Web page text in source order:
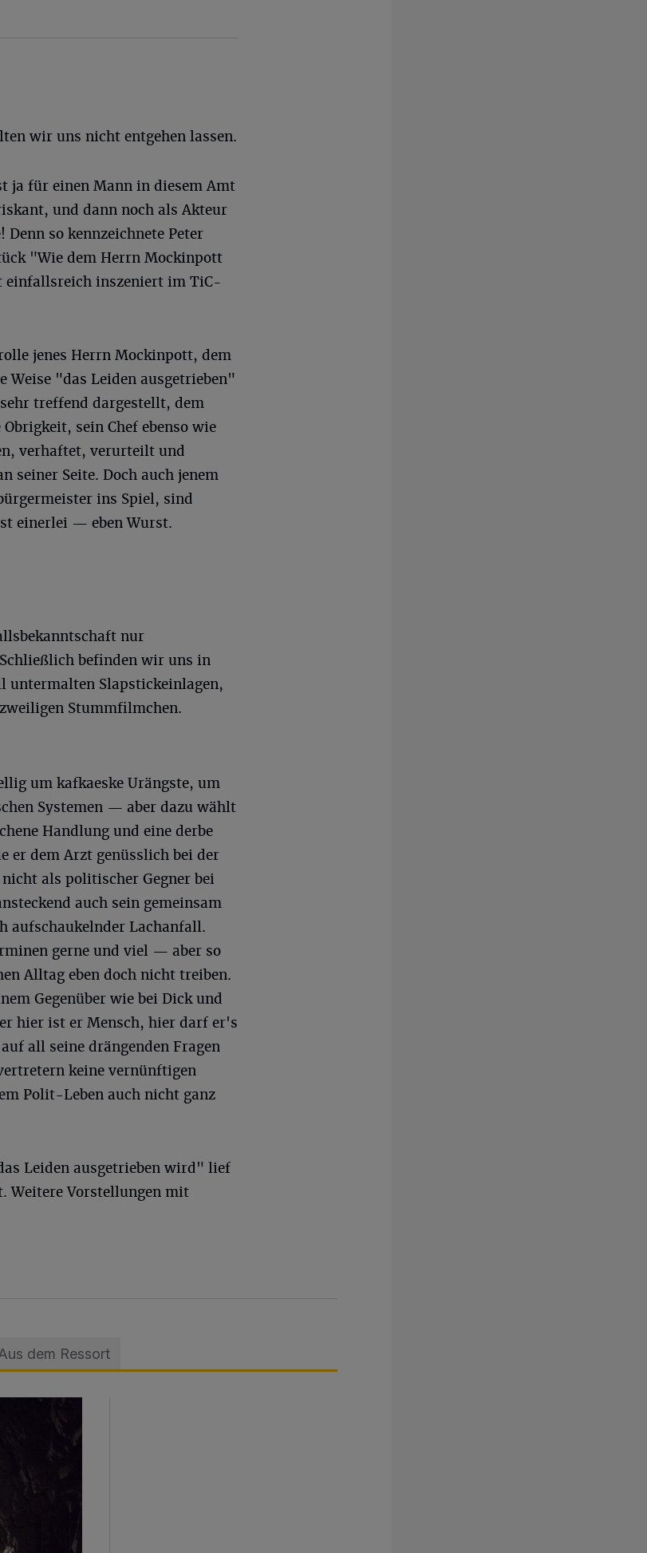
wir uns nicht entgehen lassen.
ja für einen Mann in diesem Amt
und dann noch als Akteur
so kennzeichnete Peter
"Wie dem Herrn Mockinpott
einfallsreich inszeniert im TiC-
jenes Herrn Mockinpott, dem
Weise "das Leiden ausgetrieben"
treffend dargestellt, dem
sein Chef ebenso wie
verhaftet, verurteilt und
seiner Seite. Doch auch jenem
ins Spiel, sind
einerlei — eben Wurst.
nur
befinden wir uns in
untermalten Slapstickeinlagen,
Stummfilmchen.
um kafkaeske Urängste, um
Systemen — aber dazu wählt
Handlung und eine derbe
er dem Arzt genüsslich bei der
als politischer Gegner bei
auch sein gemeinsam
aufschaukelnder Lachanfall.
gerne und viel — aber so
Alltag eben doch nicht treiben.
Gegenüber wie bei Dick und
hier ist er Mensch, hier darf er's
all seine drängenden Fragen
keine vernünftigen
Polit-Leben auch nicht ganz
Leiden ausgetrieben wird" lief
Weitere Vorstellungen mit
dem Ressort